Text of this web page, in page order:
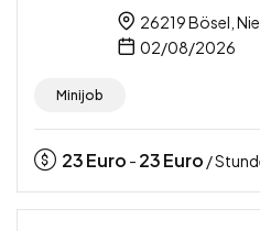
26219 Bösel,
02/08/2026
Minijob
23Euro - 23Euro /